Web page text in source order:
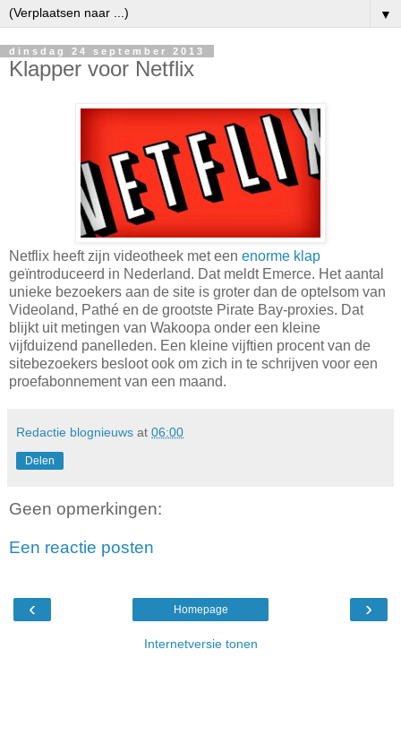
▼
dinsdag 24 september 2013
Klapper voor Netflix
Netflix heeft zijn videotheek met een enorme klap
geïntroduceerd in Nederland. Dat meldt Emerce. Het aantal
unieke bezoekers aan de site is groter dan de optelsom van
Videoland, Pathé en de grootste Pirate Bay-proxies. Dat
blijkt uit metingen van Wakoopa onder een kleine
vijfduizend panelleden. Een kleine vijftien procent van de
sitebezoekers besloot ook om zich in te schrijven voor een
proefabonnement van een maand.
Redactie blognieuws at 06:00
Delen
Geen opmerkingen:
Een reactie posten
‹ ›
Homepage
Internetversie tonen